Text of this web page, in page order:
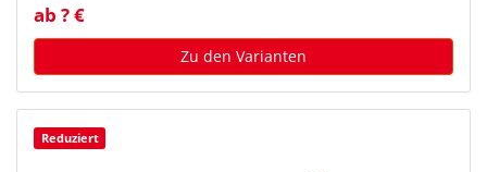
ab ? €
Zu den Varianten
Reduziert